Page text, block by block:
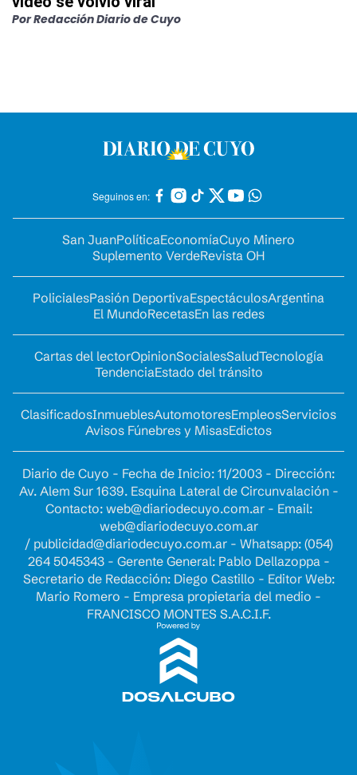
PorRedacción Diario de Cuyo
Seguinos en:
San JuanPolíticaEconomíaCuyo Minero
Suplemento VerdeRevista OH
PolicialesPasión DeportivaEspectáculosArgentina
El MundoRecetasEn las redes
Cartas del lectorOpinionSocialesSaludTecnología
TendenciaEstado del tránsito
ClasificadosInmueblesAutomotoresEmpleosServicios
Avisos Fúnebres y MisasEdictos
Diario de Cuyo - Fecha de Inicio: 11/2003 - Dirección:
Av. Alem Sur 1639. Esquina Lateral de Circunvalación -
Contacto: web@diariodecuyo.com.ar- Email:
web@diariodecuyo.com.ar
/ publicidad@diariodecuyo.com.ar- Whatsapp: (054)
264 5045343 - Gerente General: Pablo Dellazoppa -
Secretario de Redacción: Diego Castillo - Editor Web:
Mario Romero - Empresa propietaria del medio -
FRANCISCO MONTES S.A.C.I.F.